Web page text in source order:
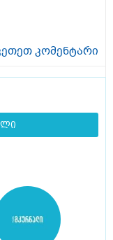
კომენტარი